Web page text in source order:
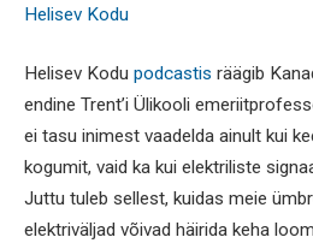
Helisev Kodu
Helisev Kodu podcastis räägib
endine Trent’i Ülikooli
ei tasu inimest vaadelda ainult kui
kogumit, vaid ka kui elektriliste
Juttu tuleb sellest, kuidas meie
elektriväljad võivad häirida keha